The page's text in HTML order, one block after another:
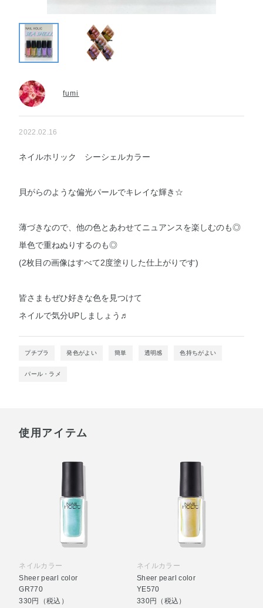
fumi
2022.02.16
ネイルホリック シーシェルカラー
貝がらのような偏光パールでキレイな輝き☆
薄づきなので、他の色とあわせてニュアンスを楽しむのも◎
単色で重ねぬりするのも◎
(2枚目の画像はすべて2度塗りした仕上がりです)
皆さまもぜひ好きな色を見つけて
ネイルで気分UPしましょう♬
プチプラ 発色がよい 簡単 透明感 色持ちがよい
パール・ラメ
使用アイテム
ネイルカラー
Sheer pearl color
GR770
330円（税込）
ネイルカラー
Sheer pearl color
YE570
330円（税込）